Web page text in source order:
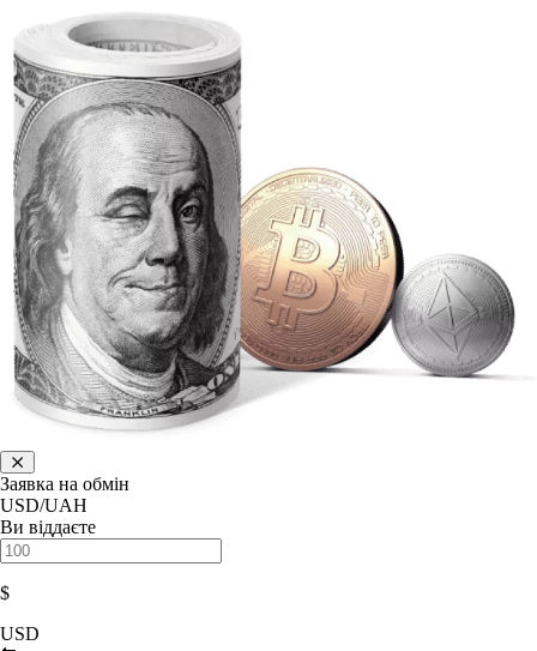
Заявка на обмін
USD/UAH
Ви віддаєте
$
USD